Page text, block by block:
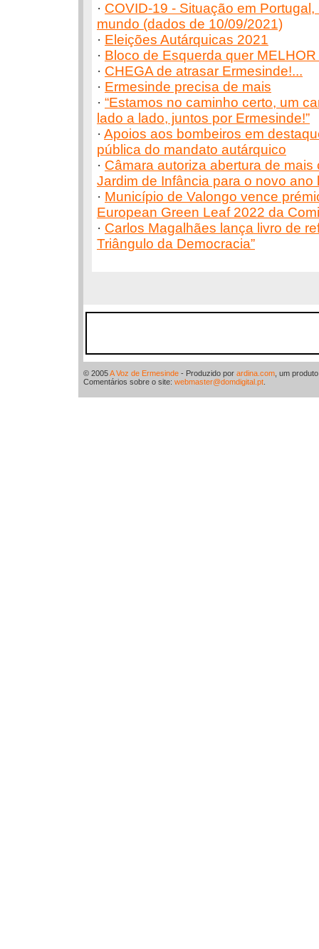
· COVID-19 - Situação em
mundo (dados de 10/09/2021)
· Eleições Autárquicas 2021
· Bloco de Esquerda quer
· CHEGA de atrasar Ermesinde!...
· Ermesinde precisa de mais
· “Estamos no caminho certo, um
lado a lado, juntos por Ermesinde!”
· Apoios aos bombeiros em
pública do mandato autárquico
· Câmara autoriza abertura de mais
Jardim de Infância para o novo ano
· Município de Valongo vence
European Green Leaf 2022 da
· Carlos Magalhães lança livro de
Triângulo da Democracia”
© 2005A Voz de Ermesinde - Produzido por ardina.com , um
Comentários sobre o site: webmaster@domdigital.pt